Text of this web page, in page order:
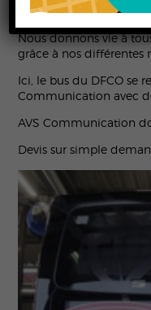
vos différents projets.
Nous donnons vie à
grâce à nos différentes
Ici, le bus du DFCO se
Communication avec
AVS Communication
Devis sur simple